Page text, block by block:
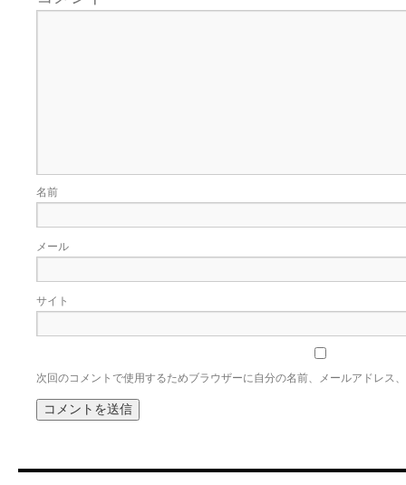
名前
メール
サイト
次回のコメントで使用するためブラウザーに自分の名前、メールアドレス